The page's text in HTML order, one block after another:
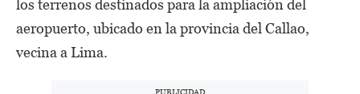
los terrenos destinados para la ampliación del
aeropuerto, ubicado en la provincia del Callao,
vecina a Lima.